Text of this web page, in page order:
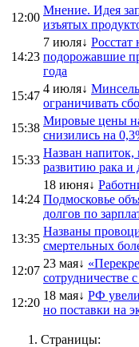
12:00
Мнение. Идея
изъятых
14:23
7 июля↓ Росстат
подорожавшие
года
15:47
4 июля↓
ограничивать
15:38
Мировые цены
снизились на
15:33
Назван
развитию рака и
14:24
18 июня↓
Подмосковье
долгов по
13:35
Названы
смертельных
12:07
23 мая↓
сотрудничестве
12:20
18 мая↓ РФ
но поставки на
Страницы: